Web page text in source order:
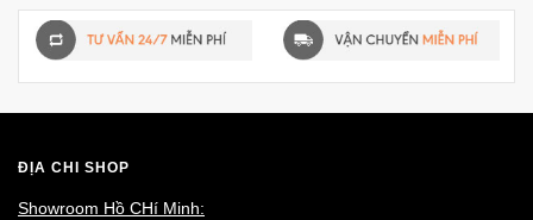
ĐỊA CHỈ SHOP
Showroom Hồ CHí Minh: